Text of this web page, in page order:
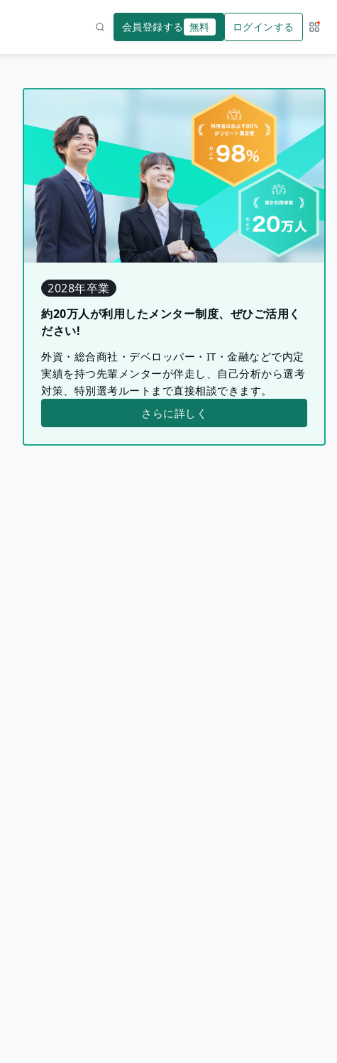
会員登録する 無料 ログインする サー
2028年卒業
約20万人が利用したメンター制度、ぜひご活用く
ださい!
外資・総合商社・デベロッパー・IT・金融などで内定
実績を持つ先輩メンターが伴走し、自己分析から選考
対策、特別選考ルートまで直接相談できます。
さらに詳しく